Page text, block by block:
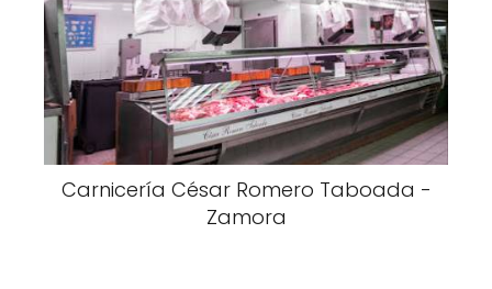
Carnicería César Romero Taboada -
Zamora